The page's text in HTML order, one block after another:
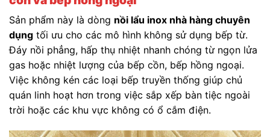
Sản phẩm này là dòng nồi lẩu inox nhà hàng chuyên
dụng tối ưu cho các mô hình không sử dụng bếp từ.
Đáy nồi phẳng, hấp thụ nhiệt nhanh chóng từ ngọn lửa
gas hoặc nhiệt lượng của bếp cồn, bếp hồng ngoại.
Việc không kén các loại bếp truyền thống giúp chủ
quán linh hoạt hơn trong việc sắp xếp bàn tiệc ngoài
trời hoặc các khu vực không có ổ cắm điện.